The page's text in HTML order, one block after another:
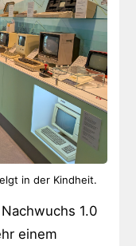
in der Kindheit.
1.0
einem